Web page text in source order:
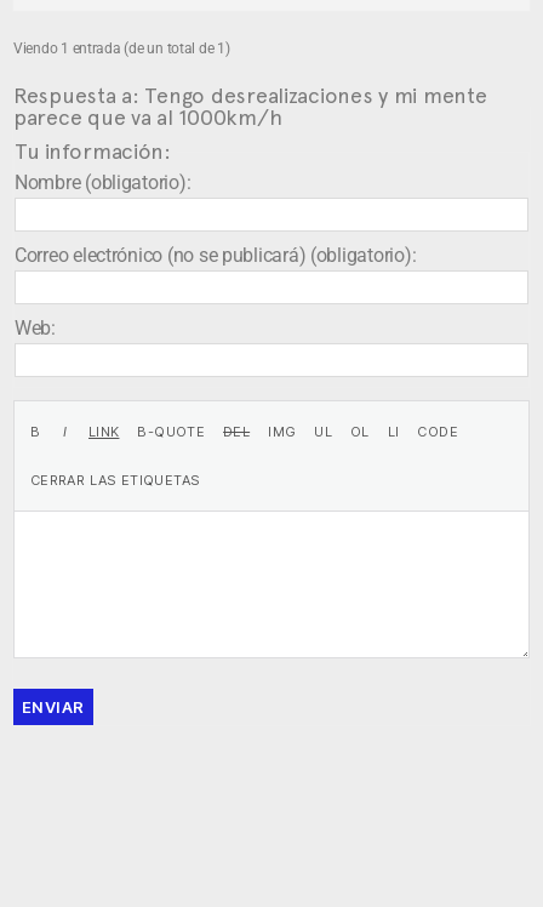
Viendo 1 entrada (de un total de 1)
Respuesta a: Tengo desrealizaciones y mi mente
parece que va al 1000km/h
Tu información:
Nombre (obligatorio):
Correo electrónico (no se publicará) (obligatorio):
Web:
ENVIAR